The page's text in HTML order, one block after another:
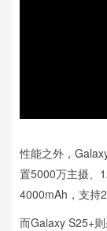
性能之外，
置5000万主摄、
4000mAh，支持
而Galaxy S25+